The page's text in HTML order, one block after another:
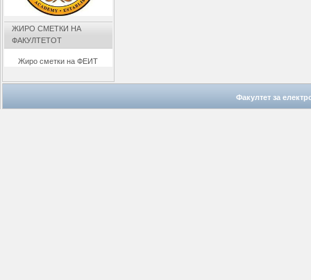
ЖИРО СМЕТКИ НА
ФАКУЛТЕТОТ
Жиро сметки на ФЕИТ
Факултет за